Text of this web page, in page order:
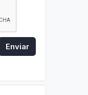
Enviar